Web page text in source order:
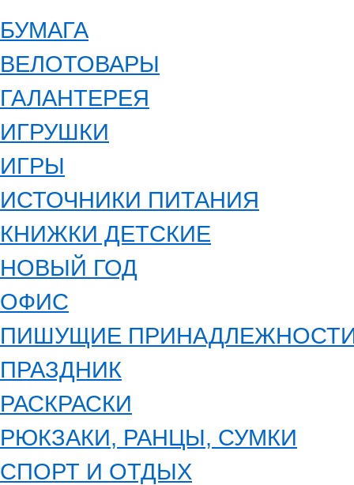
БУМАГА
ВЕЛОТОВАРЫ
ГАЛАНТЕРЕЯ
ИГРУШКИ
ИГРЫ
ИСТОЧНИКИ ПИТАНИЯ
КНИЖКИ ДЕТСКИЕ
НОВЫЙ ГОД
ОФИС
ПИШУЩИЕ
ПРАЗДНИК
РАСКРАСКИ
РЮКЗАКИ, РАНЦЫ, СУМКИ
СПОРТ И ОТДЫХ